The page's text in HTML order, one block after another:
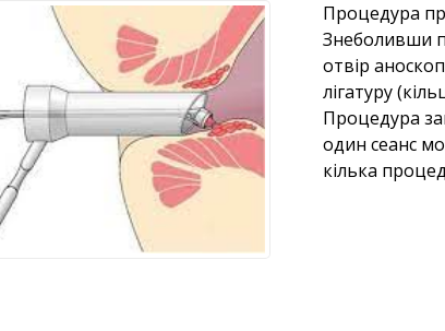
Процедура
Знеболивши
отвір
лігатуру
Процедура
один сеанс
кілька